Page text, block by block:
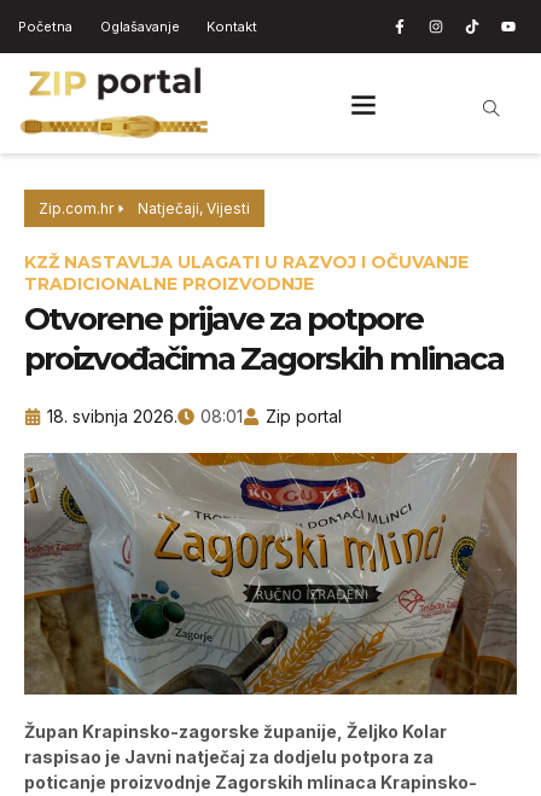
Početna Oglašavanje Kontakt
Zip.com.hr Natječaji, Vijesti
KZŽ NASTAVLJA ULAGATI U RAZVOJ I OČUVANJE
TRADICIONALNE PROIZVODNJE
Otvorene prijave za potpore
proizvođačima Zagorskih mlinaca
18. svibnja 2026. 08:01 Zip portal
Župan Krapinsko-zagorske županije, Željko Kolar
raspisao je Javni natječaj za dodjelu potpora za
poticanje proizvodnje Zagorskih mlinaca Krapinsko-